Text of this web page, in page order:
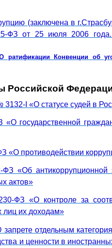
(заключена в
ФЗ от 25 июля 2006
Конвенции об
Российской
I «О статусе судей в
государственной
«О противодействии
«Об антикоррупционной
актов»
ФЗ «О контроле за
лиц их доходам»
отдельным
и ценности в